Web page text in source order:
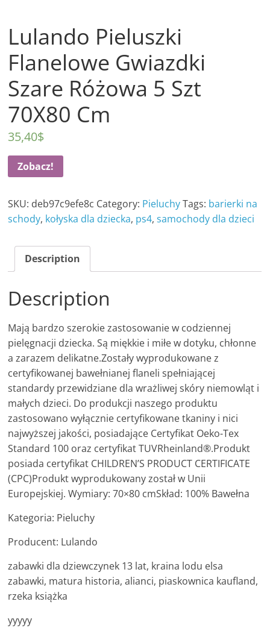
Lulando Pieluszki
Flanelowe Gwiazdki
Szare Różowa 5 Szt
70X80 Cm
35,40$
Zobacz!
SKU: deb97c9efe8c Category: Pieluchy Tags: barierki na
schody, kołyska dla dziecka, ps4,samochody dla dzieci
Description
Description
Mają bardzo szerokie zastosowanie w codziennej
pielęgnacji dziecka. Są miękkie i miłe w dotyku, chłonne
a zarazem delikatne.Zostały wyprodukowane z
certyfikowanej bawełnianej flaneli spełniającej
standardy przewidziane dla wrażliwej skóry niemowląt i
małych dzieci. Do produkcji naszego produktu
zastosowano wyłącznie certyfikowane tkaniny i nici
najwyższej jakości, posiadające Certyfikat Oeko-Tex
Standard 100 oraz certyfikat TUVRheinland®.Produkt
posiada certyfikat CHILDREN’S PRODUCT CERTIFICATE
(CPC)Produkt wyprodukowany został w Unii
Europejskiej. Wymiary: 70×80 cmSkład: 100% Bawełna
Kategoria: Pieluchy
Producent: Lulando
zabawki dla dziewczynek 13 lat, kraina lodu elsa
zabawki, matura historia, alianci, piaskownica kaufland,
rzeka książka
yyyyy